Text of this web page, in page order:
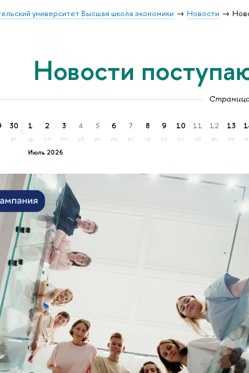
университет Высшая школа экономики Новости
Новости
30
вт
Июль 2026
1
ср
2
чт
3
пт
4
сб
5
вс
6
пн
7
вт
8
ср
9
чт
10
пт
11
сб
12
вс
13
пн